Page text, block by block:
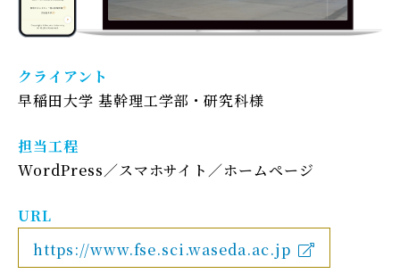
クライアント
早稲田大学 基幹理工学部・研究科様
担当工程
WordPress
スマホサイト ホームページ
URL
https://www.fse.sci.waseda.ac.jp